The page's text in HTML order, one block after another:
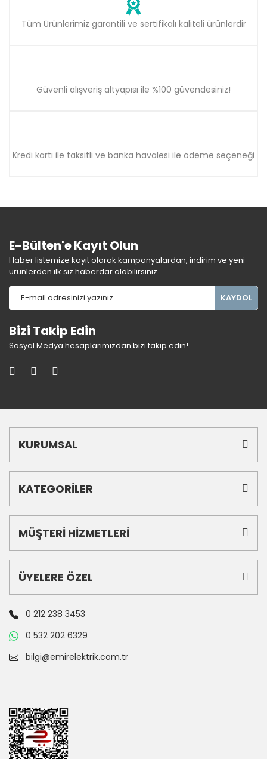
Tüm Ürünlerimiz garantili ve sertifikalı kaliteli ürünlerdir
Güvenli alışveriş altyapısı ile %100 güvendesiniz!
Kredi kartı ile taksitli ve banka havalesi ile ödeme seçeneği
E-Bülten'e Kayıt Olun
Haber listemize kayıt olarak kampanyalardan, indirim ve yeni
ürünlerden ilk siz haberdar olabilirsiniz.
KAYDOL
Bizi Takip Edin
Sosyal Medya hesaplarımızdan bizi takip edin!
KURUMSAL
KATEGORİLER
MÜŞTERİ HİZMETLERİ
ÜYELERE ÖZEL
0 212 238 3453
0 532 202 6329
bilgi@emirelektrik.com.tr